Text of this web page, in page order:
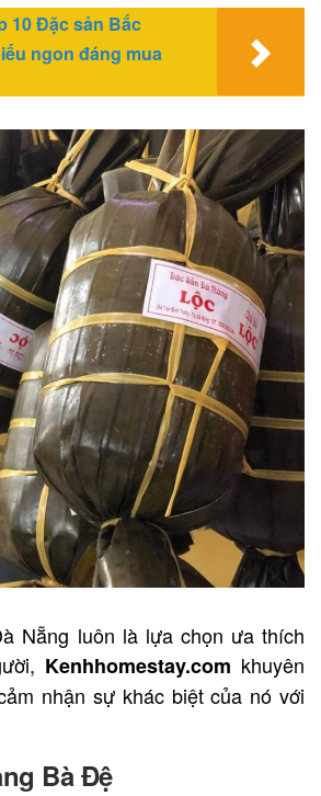
10 Đặc sản Bắc
ngon đáng mua
Nẵng luôn là lựa chọn ưa thích
Kenhhomestay.com khuyên
nhận sự khác biệt của nó với
Bà Đệ